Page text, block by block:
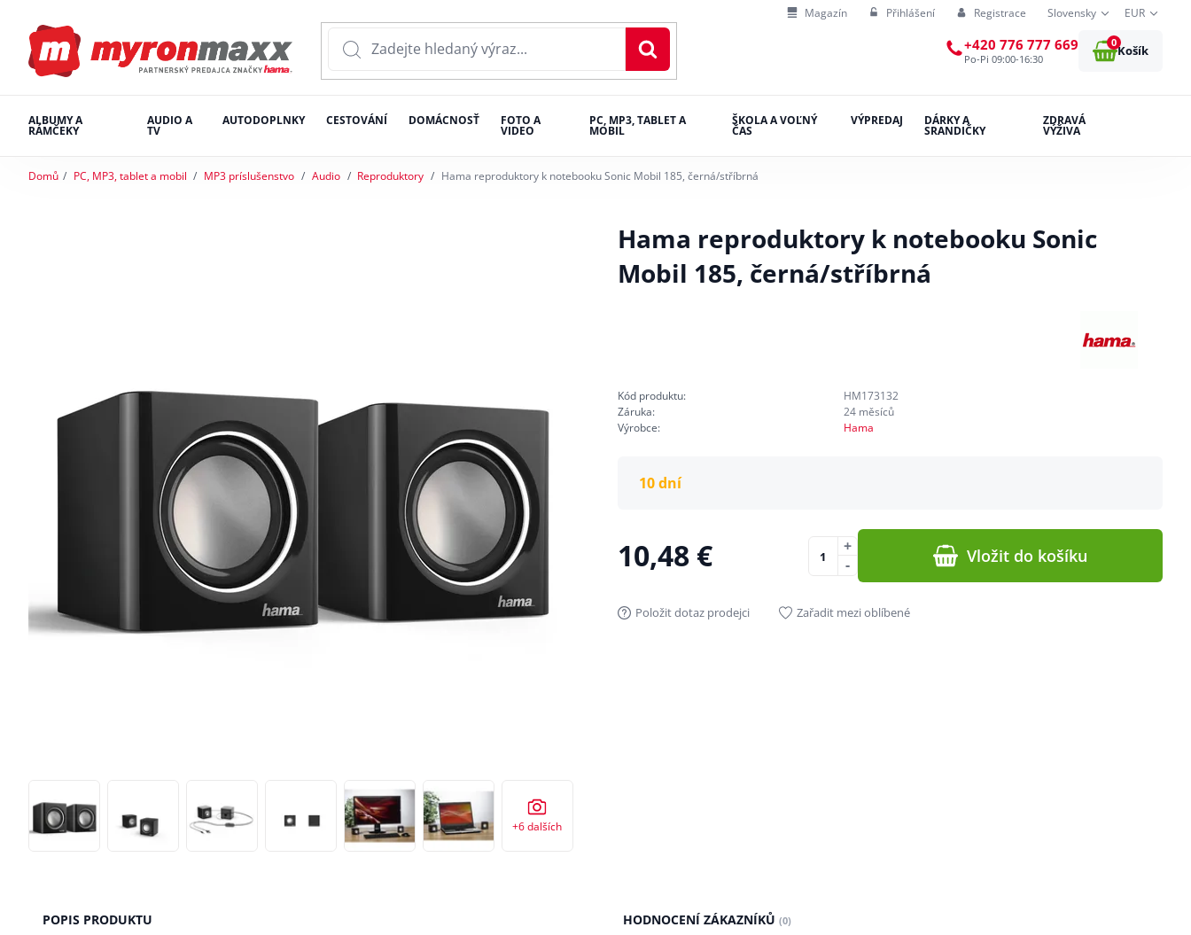
Magazín Přihlášení Registrace Slovensky EUR
+420 776 777 669
Po-Pi 09:00-16:30
0
Košík
ALBUMY A
RÁMČEKY
AUDIO A
TV
AUTODOPLNKY CESTOVÁNÍ DOMÁCNOSŤ FOTO A
VIDEO
PC, MP3, TABLET A
MOBIL
ŠKOLA A VOĽNÝ
ČAS
VÝPREDAJ DÁRKY A
SRANDIČKY
ZDRAVÁ
VÝŽIVA
Domů PC, MP3, tablet a mobil MP3 príslušenstvo Audio Reproduktory Hama reproduktory k notebooku Sonic Mobil 185, černá/stříbrná
+6dalších
Hama reproduktory k notebooku Sonic
Mobil 185, černá/stříbrná
Kód produktu:
HM173132
Záruka:
24 měsíců
Výrobce:
Hama
10 dní
10,48 € -
+ Vložit do košíku
Položit dotaz prodejci Zařadit mezi oblíbené
POPIS PRODUKTU HODNOCENÍ ZÁKAZNÍKŮ (0)